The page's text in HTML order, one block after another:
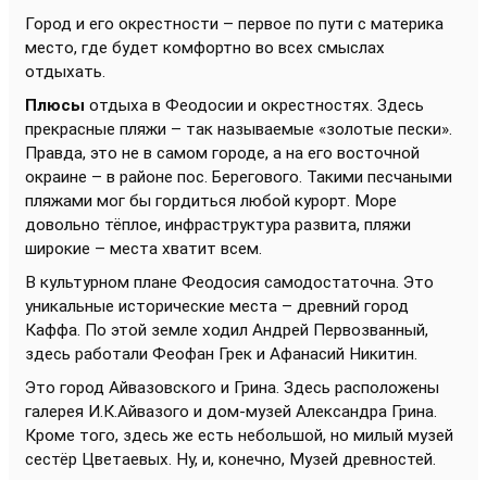
Город и его окрестности – первое по пути с материка
место, где будет комфортно во всех смыслах
отдыхать.
Плюсы отдыха в Феодосии и окрестностях. Здесь
прекрасные пляжи – так называемые «золотые пески».
Правда, это не в самом городе, а на его восточной
окраине – в районе пос. Берегового. Такими песчаными
пляжами мог бы гордиться любой курорт. Море
довольно тёплое, инфраструктура развита, пляжи
широкие – места хватит всем.
В культурном плане Феодосия самодостаточна. Это
уникальные исторические места – древний город
Каффа. По этой земле ходил Андрей Первозванный,
здесь работали Феофан Грек и Афанасий Никитин.
Это город Айвазовского и Грина. Здесь расположены
галерея И.К.Айвазого и дом-музей Александра Грина.
Кроме того, здесь же есть небольшой, но милый музей
сестёр Цветаевых. Ну, и, конечно, Музей древностей.